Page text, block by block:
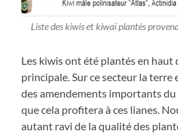
Liste des kiwis et kiwaï plantés
Les kiwis ont été plantés en haut
principale. Sur ce secteur la
des amendements importants du
que cela profitera à ces lianes.
autant ravi de la qualité des